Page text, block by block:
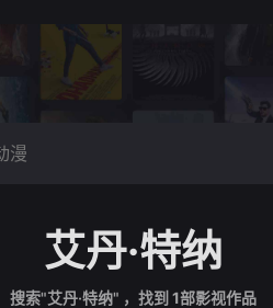
艾丹·特纳
搜索"艾丹·特纳" ，找到 1部影视作品